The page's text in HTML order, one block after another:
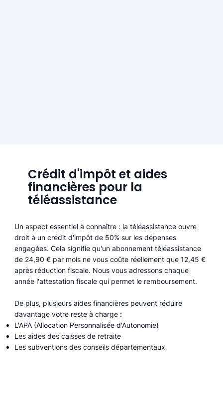
Crédit d'impôt et aides
financières pour la
téléassistance
Un aspect essentiel à connaître : la téléassistance ouvre
droit à un crédit d'impôt de 50% sur les dépenses
engagées. Cela signifie qu'un abonnement téléassistance
de 24,90 € par mois ne vous coûte réellement que 12,45 €
après réduction fiscale. Nous vous adressons chaque
année l'attestation fiscale qui permet le remboursement.
De plus, plusieurs aides financières peuvent réduire
davantage votre reste à charge :
L'APA (Allocation Personnalisée d'Autonomie)
Les aides des caisses de retraite
Les subventions des conseils départementaux